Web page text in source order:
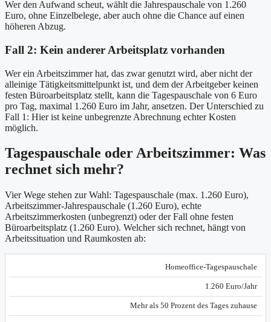
Wer den Aufwand scheut, wählt die Jahrespauschale von 1.260
Euro, ohne Einzelbelege, aber auch ohne die Chance auf einen
höheren Abzug.
Fall 2: Kein anderer Arbeitsplatz vorhanden
Wer ein Arbeitszimmer hat, das zwar genutzt wird, aber nicht der
alleinige Tätigkeitsmittelpunkt ist, und dem der Arbeitgeber keinen
festen Büroarbeitsplatz stellt, kann die Tagespauschale von 6 Euro
pro Tag, maximal 1.260 Euro im Jahr, ansetzen. Der Unterschied zu
Fall 1: Hier ist keine unbegrenzte Abrechnung echter Kosten
möglich.
Tagespauschale oder Arbeitszimmer: Was
rechnet sich mehr?
Vier Wege stehen zur Wahl: Tagespauschale (max. 1.260 Euro),
Arbeitszimmer-Jahrespauschale (1.260 Euro), echte
Arbeitszimmerkosten (unbegrenzt) oder der Fall ohne festen
Büroarbeitsplatz (1.260 Euro). Welcher sich rechnet, hängt von
Arbeitssituation und Raumkosten ab:
Abzug
Dokumentation
Homeoffice-Tagespauschale
1.260 Euro/Jahr
Mehr als 50 Prozent des Tages zuhause